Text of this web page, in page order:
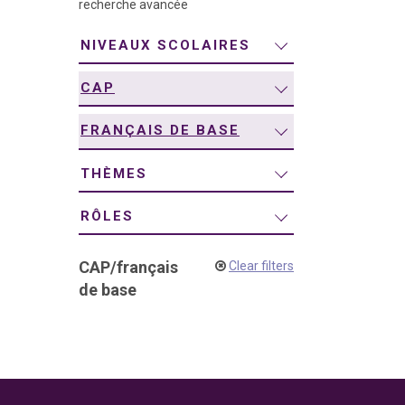
recherche avancée
NIVEAUX SCOLAIRES
CAP
FRANÇAIS DE BASE
THÈMES
RÔLES
CAP/français
de base
Clear filters